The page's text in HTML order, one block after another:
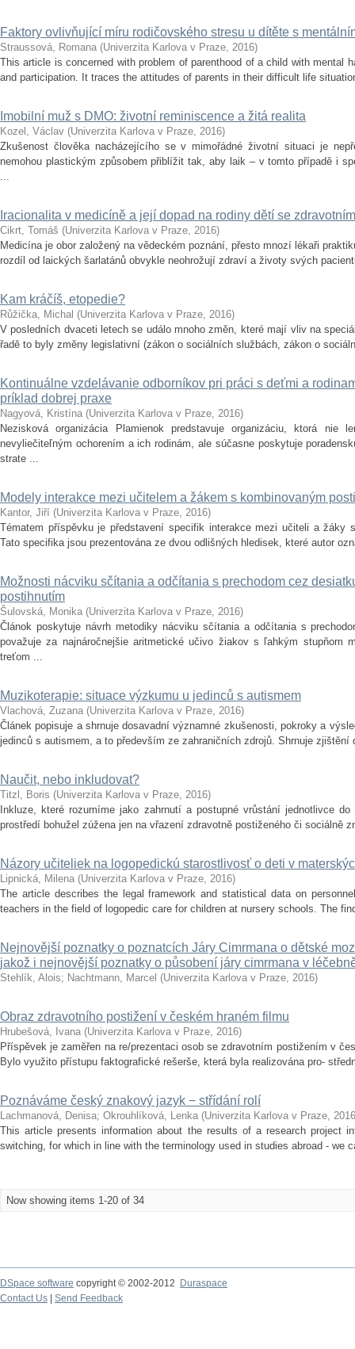
Faktory ovlivňující míru rodičovského stresu u dítěte s
Straussová, Romana (Univerzita Karlova v Praze, 2016)
This article is concerned with problem of parenthood of a child with mental
and participation. It traces the attitudes of parents in their difficult life
Imobilní muž s DMO: životní reminiscence a žitá realita
Kozel, Václav (Univerzita Karlova v Praze, 2016)
Zkušenost člověka nacházejícího se v mimořádné životní situaci je
nemohou plastickým způsobem přiblížit tak, aby laik – v tomto případě i
...
Iracionalita v medicíně a její dopad na rodiny dětí se
Cikrt, Tomáš (Univerzita Karlova v Praze, 2016)
Medicína je obor založený na vědeckém poznání, přesto mnozí lékaři
rozdíl od laických šarlatánů obvykle neohrožují zdraví a životy svých
Kam kráčíš, etopedie?
Růžička, Michal (Univerzita Karlova v Praze, 2016)
V posledních dvaceti letech se událo mnoho změn, které mají vliv na
řadě to byly změny legislativní (zákon o sociálních službách, zákon o
Kontinuálne vzdelávanie odborníkov pri práci s deťmi a
príklad dobrej praxe
Nagyová, Kristína (Univerzita Karlova v Praze, 2016)
Nezisková organizácia Plamienok predstavuje organizáciu, ktorá
nevyliečiteľným ochorením a ich rodinám, ale súčasne poskytuje
strate ...
Modely interakce mezi učitelem a žákem s kombinovaným
Kantor, Jiří (Univerzita Karlova v Praze, 2016)
Tématem příspěvku je představení specifik interakce mezi učiteli a žáky
Tato specifika jsou prezentována ze dvou odlišných hledisek, které autor
Možnosti nácviku sčítania a odčítania s prechodom cez
postihnutím
Šulovská, Monika (Univerzita Karlova v Praze, 2016)
Článok poskytuje návrh metodiky nácviku sčítania a odčítania s
považuje za najnáročnejšie aritmetické učivo žiakov s ľahkým stupňom
treťom ...
Muzikoterapie: situace výzkumu u jedinců s autismem
Vlachová, Zuzana (Univerzita Karlova v Praze, 2016)
Článek popisuje a shrnuje dosavadní významné zkušenosti, pokroky a
jedinců s autismem, a to především ze zahraničních zdrojů. Shrnuje zjištění
Naučit, nebo inkludovat?
Titzl, Boris (Univerzita Karlova v Praze, 2016)
Inkluze, které rozumíme jako zahrnutí a postupné vrůstání jednotlivce
prostředí bohužel zúžena jen na vřazení zdravotně postiženého či sociálně
Názory učiteliek na logopedickú starostlivosť o deti v
Lipnická, Milena (Univerzita Karlova v Praze, 2016)
The article describes the legal framework and statistical data on
teachers in the field of logopedic care for children at nursery schools. The
Nejnovější poznatky o poznatcích Járy Cimrmana o dětské
jakož i nejnovější poznatky o působení járy cimrmana v
Stehlík, Alois; Nachtmann, Marcel (Univerzita Karlova v Praze, 2016)
Obraz zdravotního postižení v českém hraném filmu
Hrubešová, Ivana (Univerzita Karlova v Praze, 2016)
Příspěvek je zaměřen na re/prezentaci osob se zdravotním postižením v
Bylo využito přístupu faktografické rešerše, která byla realizována pro-
Poznáváme český znakový jazyk − střídání rolí
Lachmanová, Denisa; Okrouhlíková, Lenka (Univerzita Karlova v Praze, 2016
This article presents information about the results of a research project
switching, for which in line with the terminology used in studies abroad - we
Now showing items 1-20 of 34
DSpace software copyright © 2002-2012
Duraspace
Contact Us
Send Feedback